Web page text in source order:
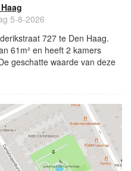
5-8-2026
727 te Den Haag.
61m² en heeft 2 kamers
geschatte waarde van deze